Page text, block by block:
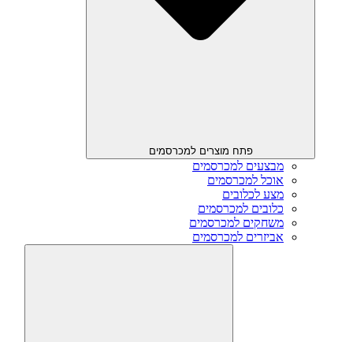
פתח מוצרים למכרסמים
מבצעים למכרסמים
אוכל למכרסמים
מצע לכלובים
כלובים למכרסמים
משחקים למכרסמים
אביזרים למכרסמים